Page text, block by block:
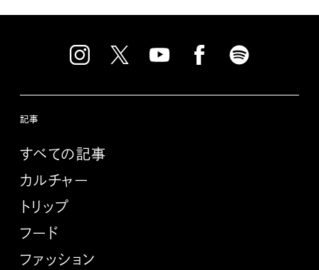
記事
すべての記事
カルチャー
トリップ
フード
ファッション